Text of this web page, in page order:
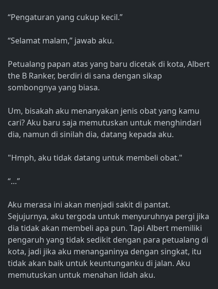
“Pengaturan yang cukup kecil.”
“Selamat malam,” jawab aku.
Petualang papan atas yang baru dicetak di kota, Albert
the B Ranker, berdiri di sana dengan sikap
sombongnya yang biasa.
Um, bisakah aku menanyakan jenis obat yang kamu
cari? Aku baru saja memutuskan untuk menghindari
dia, namun di sinilah dia, datang kepada aku.
"Hmph, aku tidak datang untuk membeli obat."
“…”
Aku merasa ini akan menjadi sakit di pantat.
Sejujurnya, aku tergoda untuk menyuruhnya pergi jika
dia tidak akan membeli apa pun. Tapi Albert memiliki
pengaruh yang tidak sedikit dengan para petualang di
kota, jadi jika aku menanganinya dengan singkat, itu
tidak akan baik untuk keuntunganku di jalan. Aku
memutuskan untuk menahan lidah aku.